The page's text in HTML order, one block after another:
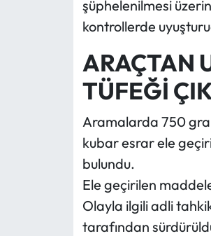
şüphelenilmesi
kontrollerde
ARAÇTAN
TÜFEĞİ
Aramalarda 750
kubar esrar ele
bulundu.
Ele geçirilen
Olayla ilgili adli
tarafından